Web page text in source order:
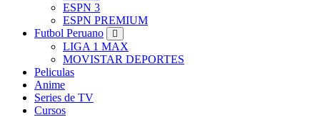
ESPN 3
ESPN PREMIUM
Futbol Peruano
LIGA 1 MAX
MOVISTAR DEPORTES
Peliculas
Anime
Series de TV
Cursos